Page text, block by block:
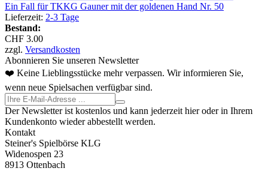
Ein Fall für TKKG Gauner mit der goldenen Hand Nr. 50
Lieferzeit: 2-3 Tage
Bestand:
CHF 3.00
zzgl. Versandkosten
Abonnieren Sie unseren Newsletter
❤️ Keine Lieblingsstücke mehr verpassen. Wir informieren Sie,
wenn neue Spielsachen verfügbar sind.
Der Newsletter ist kostenlos und kann jederzeit hier oder in Ihrem
Kundenkonto wieder abbestellt werden.
Kontakt
Steiner's Spielbörse KLG
Widenospen 23
8913 Ottenbach